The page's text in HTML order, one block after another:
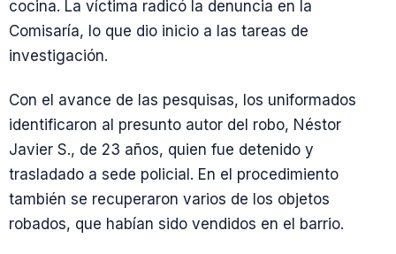
cocina. La víctima radicó la denuncia en la
Comisaría, lo que dio inicio a las tareas de
investigación.
Con el avance de las pesquisas, los uniformados
identificaron al presunto autor del robo, Néstor
Javier S., de 23 años, quien fue detenido y
trasladado a sede policial. En el procedimiento
también se recuperaron varios de los objetos
robados, que habían sido vendidos en el barrio.